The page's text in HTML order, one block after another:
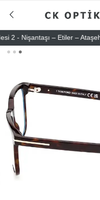
- Nişantaşı – Etiler – Ataşehir